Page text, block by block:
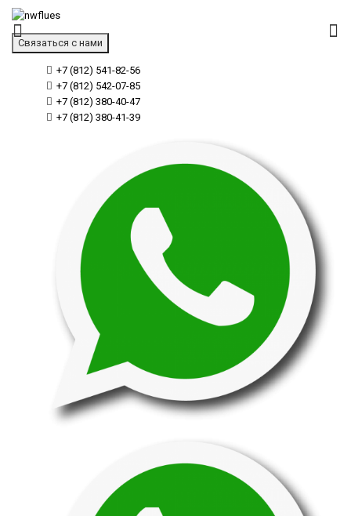
Связаться с нами
+7 (812) 541-82-56
+7 (812) 542-07-85
+7 (812) 380-40-47
+7 (812) 380-41-39